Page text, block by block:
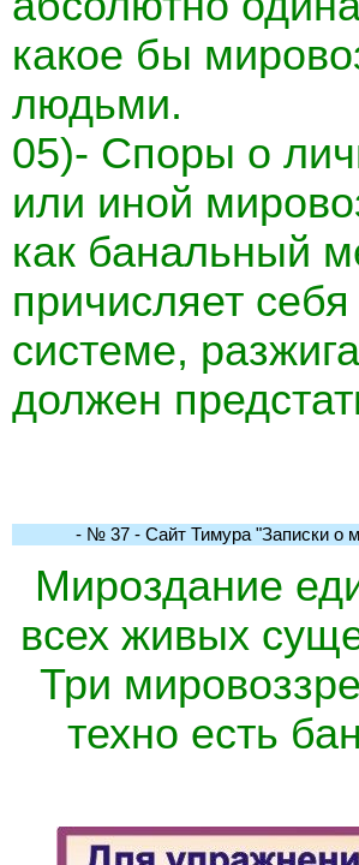
какое бы
людьми.
05)- Споры о
или иной
как банальный
причисляет
системе,
должен
- № 37 - Сайт Тимура "Записки о
Мироздание
всех живых
Три
техно есть